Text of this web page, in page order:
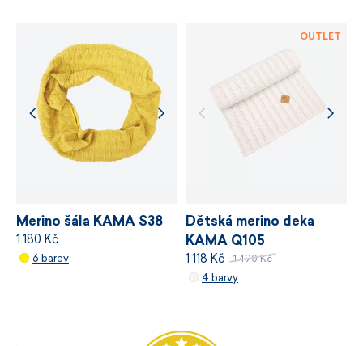
Výška 30 cm.
Snadná údržba.
Vyrobeno v České republice.
Velikost dospělá UNI.
Merino šála KAMA S38
1 180 Kč
6 barev
Dětská merino deka
KAMA Q105
1 118 Kč 1 490 Kč
4 barvy
OUTLET